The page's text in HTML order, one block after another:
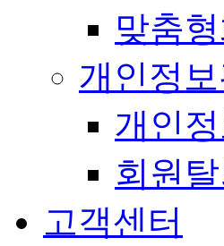
맞춤
개인정보
개인
회원탈
고객센터